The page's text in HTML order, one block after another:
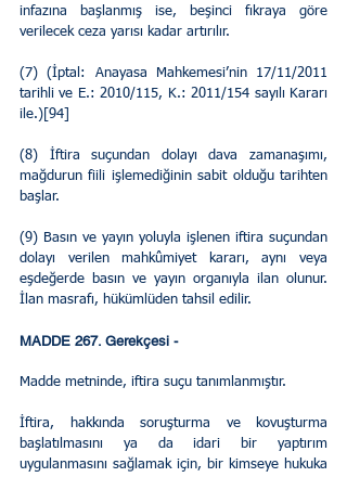
infazına başlanmış ise, beşinci fıkraya göre
verilecek ceza yarısı kadar artırılır.
(7) (İptal: Anayasa Mahkemesi’nin 17/11/2011
tarihli ve E.: 2010/115, K.: 2011/154 sayılı Kararı
ile.)[94]
(8) İftira suçundan dolayı dava zamanaşımı,
mağdurun fiili işlemediğinin sabit olduğu tarihten
başlar.
(9) Basın ve yayın yoluyla işlenen iftira suçundan
dolayı verilen mahkûmiyet kararı, aynı veya
eşdeğerde basın ve yayın organıyla ilan olunur.
İlan masrafı, hükümlüden tahsil edilir.
MADDE 267. Gerekçesi -
Madde metninde, iftira suçu tanımlanmıştır.
İftira, hakkında soruşturma ve kovuşturma
başlatılmasını ya da idari bir yaptırım
uygulanmasını sağlamak için, bir kimseye hukuka